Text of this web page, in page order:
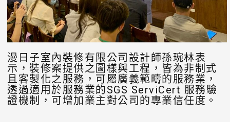
漫日子室內裝修有限公司設計師孫琬林表
示，裝修案提供之圖樣與工程，皆為非制式
且客製化之服務，可屬廣義範疇的服務業，
透過適用於服務業的SGS ServiCert 服務驗
證機制，可增加業主對公司的專業信任度。